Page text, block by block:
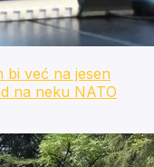
bi već na jesen
na neku NATO